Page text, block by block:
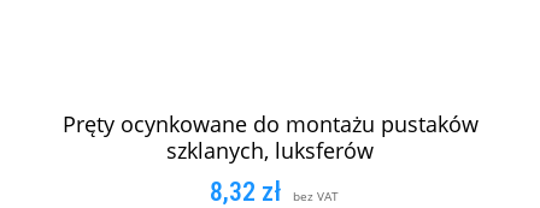
Pręty ocynkowane do montażu pustaków
szklanych, luksferów
8,32 zł bez VAT